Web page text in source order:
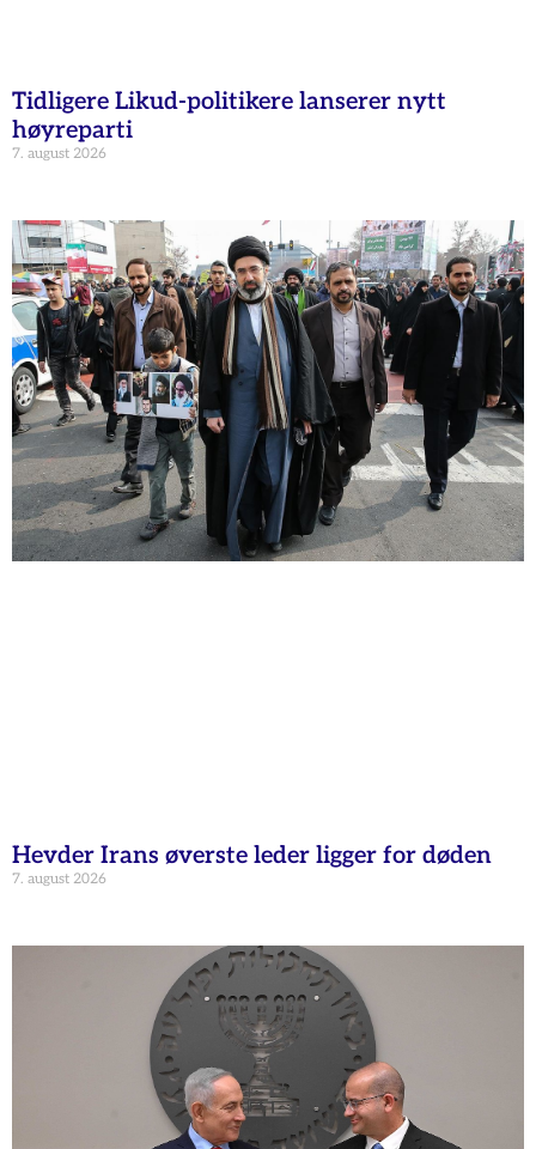
Tidligere Likud-politikere lanserer nytt
høyreparti
7. august 2026
Hevder Irans øverste leder ligger for døden
7. august 2026